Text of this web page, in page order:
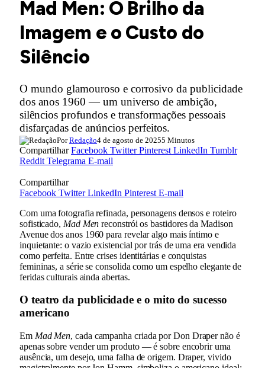
Mad Men: O Brilho da
Imagem e o Custo do
Silêncio
O mundo glamouroso e corrosivo da publicidade
dos anos 1960 — um universo de ambição,
silêncios profundos e transformações pessoais
disfarçadas de anúncios perfeitos.
Por Redação4 de agosto de 20255 Minutos
CompartilharFacebook Twitter Pinterest LinkedIn Tumblr
Reddit Telegrama E-mail
Compartilhar
Facebook Twitter LinkedIn Pinterest E-mail
Com uma fotografia refinada, personagens densos e roteiro
sofisticado, Mad Men reconstrói os bastidores da Madison
Avenue dos anos 1960 para revelar algo mais íntimo e
inquietante: o vazio existencial por trás de uma era vendida
como perfeita. Entre crises identitárias e conquistas
femininas, a série se consolida como um espelho elegante de
feridas culturais ainda abertas.
O teatro da publicidade e o mito do sucesso
americano
Em Mad Men, cada campanha criada por Don Draper não é
apenas sobre vender um produto — é sobre encobrir uma
ausência, um desejo, uma falha de origem. Draper, vivido